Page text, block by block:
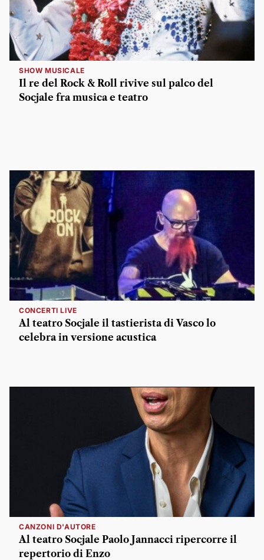
SHOW MUSICALE
Il re del Rock & Roll rivive sul palco del
Socjale fra musica e teatro
CONCERTI LIVE
Al teatro Socjale il tastierista di Vasco lo
celebra in versione acustica
CANZONI D'AUTORE
Al teatro Socjale Paolo Jannacci ripercorre il
repertorio di Enzo